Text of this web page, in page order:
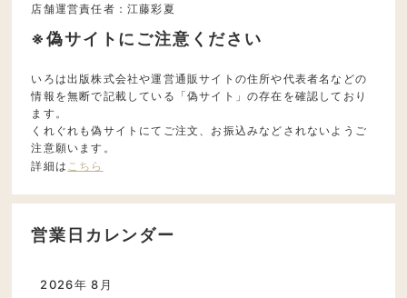
店舗運営責任者：江藤彩夏
※偽サイトにご注意ください
いろは出版株式会社や運営通販サイトの住所や代表者名などの
情報を無断で記載している「偽サイト」の存在を確認しており
ます。
くれぐれも偽サイトにてご注文、お振込みなどされないようご
注意願います。
詳細は こちら
営業日カレンダー
2026年 8月